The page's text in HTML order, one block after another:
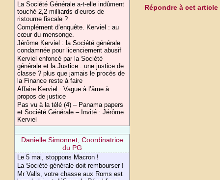
La Société Générale a-t-elle indûment
touché 2,2 milliards d’euros de
ristourne fiscale ?
Complément d’enquête. Kerviel : au
cœur du mensonge.
Jérôme Kerviel : la Société générale
condamnée pour licenciement abusif
Kerviel enfoncé par la Société
générale et la Justice : une justice de
classe ? plus que jamais le procès de
la Finance reste à faire
Affaire Kerviel : Vague à l’âme à
propos de justice
Pas vu à la télé (4) – Panama papers
et Société Générale – Invité : Jérôme
Kerviel
Danielle Simonnet, Coordinatrice
du PG
Le 5 mai, stoppons Macron !
La Société générale doit rembourser !
Mr Valls, votre chasse aux Roms est
Répondre à cet article